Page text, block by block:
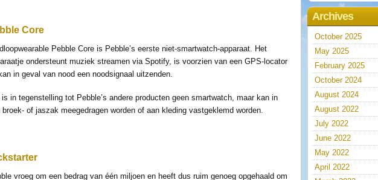
Core
Pebble Core is Pebble’s eerste niet-smartwatch-apparaat. Het
ondersteunt muziek streamen via Spotify, is voorzien van een GPS-locator
in geval van nood een noodsignaal uitzenden.
is in tegenstelling tot Pebble’s andere producten geen smartwatch, maar kan in
broek- of jaszak meegedragen worden of aan kleding vastgeklemd worden.
vroeg om een bedrag van één miljoen en heeft dus ruim genoeg opgehaald om
Archives
October 2025
May 2025
February 2025
October 2024
August 2024
August 2022
July 2022
June 2022
May 2022
April 2022